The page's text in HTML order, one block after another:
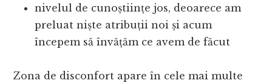
nivelul de cunoștiințe jos, deoarece am
preluat niște atribuții noi și acum
începem să învățăm ce avem de făcut
Zona de disconfort apare în cele mai multe